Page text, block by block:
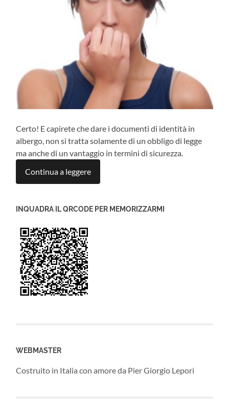
Certo! E capirete che dare i documenti di identità in
albergo, non si tratta solamente di un obbligo di legge
ma anche di un vantaggio in termini di sicurezza.
Continua a leggere
INQUADRA IL QRCODE PER MEMORIZZARMI
WEBMASTER
Costruito in Italia con amore da Pier Giorgio Lepori